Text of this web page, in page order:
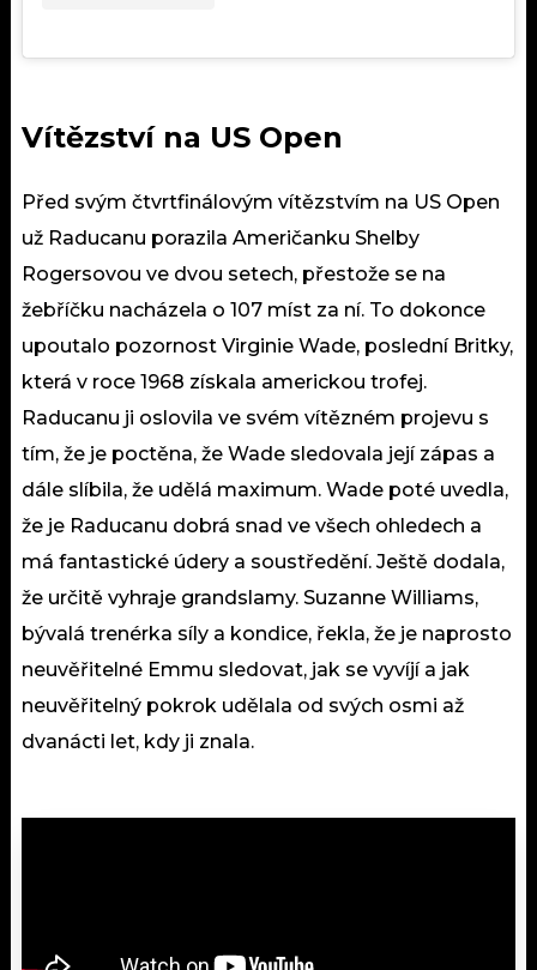
Vítězství na US Open
Před svým čtvrtfinálovým vítězstvím na US Open
už Raducanu porazila Američanku Shelby
Rogersovou ve dvou setech, přestože se na
žebříčku nacházela o 107 míst za ní. To dokonce
upoutalo pozornost Virginie Wade, poslední Britky,
která v roce 1968 získala americkou trofej.
Raducanu ji oslovila ve svém vítězném projevu s
tím, že je poctěna, že Wade sledovala její zápas a
dále slíbila, že udělá maximum. Wade poté uvedla,
že je Raducanu dobrá snad ve všech ohledech a
má fantastické údery a soustředění. Ještě dodala,
že určitě vyhraje grandslamy. Suzanne Williams,
bývalá trenérka síly a kondice, řekla, že je naprosto
neuvěřitelné Emmu sledovat, jak se vyvíjí a jak
neuvěřitelný pokrok udělala od svých osmi až
dvanácti let, kdy ji znala.